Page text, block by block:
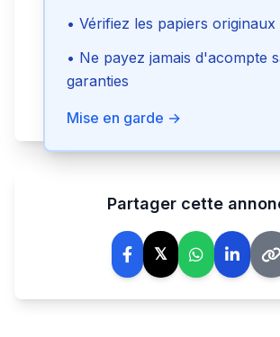
• Vérifiez les papiers originaux
• Ne payez jamais d'acompte
garanties
Mise en garde →
Voir le téléphone
Partager cette
𝕏